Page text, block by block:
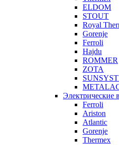
ELDOM
STOUT
Royal
Gorenje
Ferroli
Hajdu
ROMMER
ZOTA
Электрические
Ferroli
Ariston
Atlantic
Gorenje
Thermex